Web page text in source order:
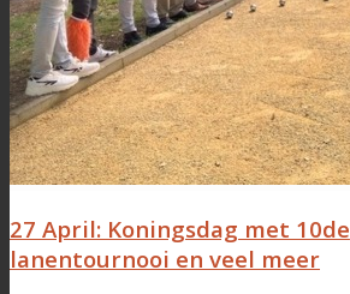
27 April: Koningsdag met 10de
lanentournooi en veel meer